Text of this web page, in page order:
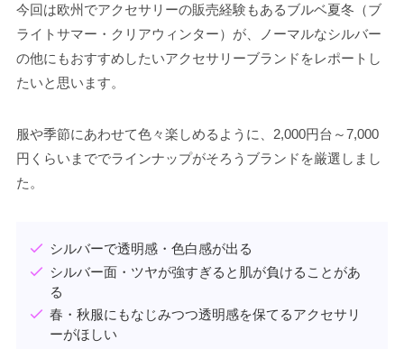
今回は欧州でアクセサリーの販売経験もあるブルベ夏冬（ブ
ライトサマー・クリアウィンター）が、ノーマルなシルバー
の他にもおすすめしたいアクセサリーブランドをレポートし
たいと思います。
服や季節にあわせて色々楽しめるように、2,000円台～7,000
円くらいまででラインナップがそろうブランドを厳選しまし
た。
シルバーで透明感・色白感が出る
シルバー面・ツヤが強すぎると肌が負けることがあ
る
春・秋服にもなじみつつ透明感を保てるアクセサリ
ーがほしい